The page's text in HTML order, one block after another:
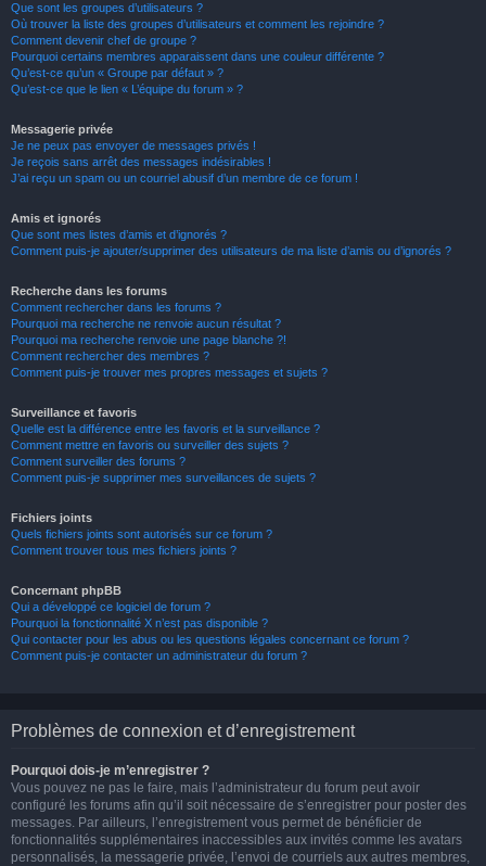
Que sont les groupes d’utilisateurs ?
Où trouver la liste des groupes d’utilisateurs et comment les rejoindre ?
Comment devenir chef de groupe ?
Pourquoi certains membres apparaissent dans une couleur différente ?
Qu’est-ce qu’un « Groupe par défaut » ?
Qu’est-ce que le lien « L’équipe du forum » ?
Messagerie privée
Je ne peux pas envoyer de messages privés !
Je reçois sans arrêt des messages indésirables !
J’ai reçu un spam ou un courriel abusif d’un membre de ce forum !
Amis et ignorés
Que sont mes listes d’amis et d’ignorés ?
Comment puis-je ajouter/supprimer des utilisateurs de ma liste d’amis ou d’ignorés ?
Recherche dans les forums
Comment rechercher dans les forums ?
Pourquoi ma recherche ne renvoie aucun résultat ?
Pourquoi ma recherche renvoie une page blanche ?!
Comment rechercher des membres ?
Comment puis-je trouver mes propres messages et sujets ?
Surveillance et favoris
Quelle est la différence entre les favoris et la surveillance ?
Comment mettre en favoris ou surveiller des sujets ?
Comment surveiller des forums ?
Comment puis-je supprimer mes surveillances de sujets ?
Fichiers joints
Quels fichiers joints sont autorisés sur ce forum ?
Comment trouver tous mes fichiers joints ?
Concernant phpBB
Qui a développé ce logiciel de forum ?
Pourquoi la fonctionnalité X n’est pas disponible ?
Qui contacter pour les abus ou les questions légales concernant ce forum ?
Comment puis-je contacter un administrateur du forum ?
Problèmes de connexion et d’enregistrement
Pourquoi dois-je m’enregistrer ?
Vous pouvez ne pas le faire, mais l’administrateur du forum peut avoir
configuré les forums afin qu’il soit nécessaire de s’enregistrer pour poster des
messages. Par ailleurs, l’enregistrement vous permet de bénéficier de
fonctionnalités supplémentaires inaccessibles aux invités comme les avatars
personnalisés, la messagerie privée, l’envoi de courriels aux autres membres,